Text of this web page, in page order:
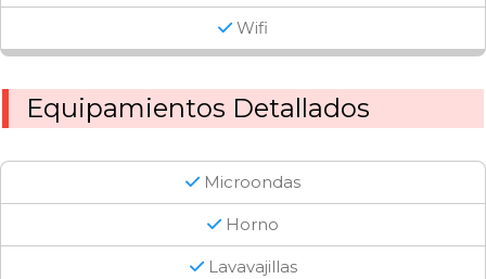
Wifi
Equipamientos Detallados
Microondas
Horno
Lavavajillas